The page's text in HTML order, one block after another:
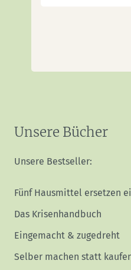
Unsere Bücher
Unsere Bestseller:
Fünf Hausmittel ersetzen
Das Krisenhandbuch
Eingemacht & zugedreht
Selber machen statt